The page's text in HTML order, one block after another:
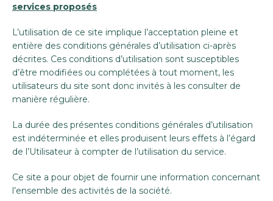
services proposés
L’utilisation de ce site implique l’acceptation pleine et
entière des conditions générales d’utilisation ci-après
décrites. Ces conditions d’utilisation sont susceptibles
d’être modifiées ou complétées à tout moment, les
utilisateurs du site sont donc invités à les consulter de
manière régulière.
La durée des présentes conditions générales d’utilisation
est indéterminée et elles produisent leurs effets à l’égard
de l’Utilisateur à compter de l’utilisation du service.
Ce site a pour objet de fournir une information concernant
l’ensemble des activités de la société.